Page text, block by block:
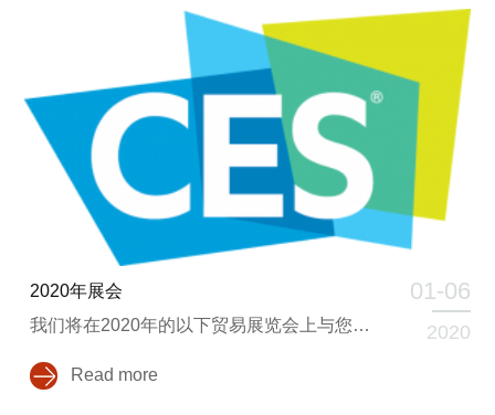
2020年展会
我们将在2020年的以下贸易展览会上与您见面！您可以通过sales@newvisiondisplay.com与我们联系。
Read more
01-06
2020